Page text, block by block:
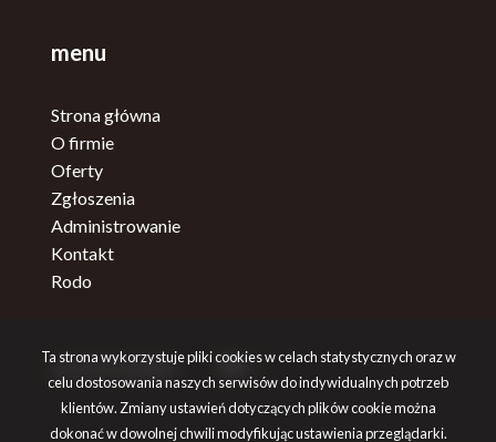
menu
Strona główna
O firmie
Oferty
Zgłoszenia
Administrowanie
Kontakt
Rodo
social media Facebook
Facebook
Ta strona wykorzystuje pliki cookies w celach statystycznych oraz w
celu dostosowania naszych serwisów do indywidualnych potrzeb
klientów. Zmiany ustawień dotyczących plików cookie można
dokonać w dowolnej chwili modyfikując ustawienia przeglądarki.